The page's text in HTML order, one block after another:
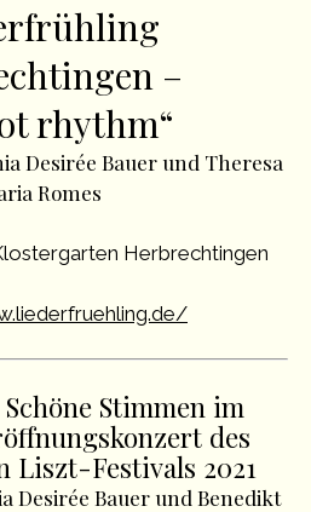
–
rhythm“
Desirée Bauer und Theresa
Romes
Herbrechtingen
Stimmen im
des
Liszt-Festivals 2021
Desirée Bauerund Benedikt